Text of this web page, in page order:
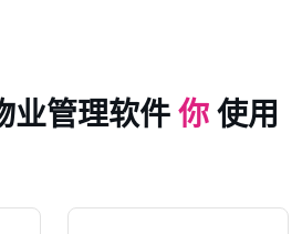
业管理软件 你 使用